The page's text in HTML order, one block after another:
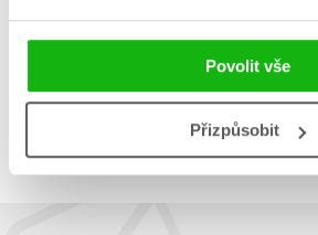
Povolit vše
Přizpůsobit
Zobrazuji 1 až 1 z celkem 1 záznamů
Předchozí 1